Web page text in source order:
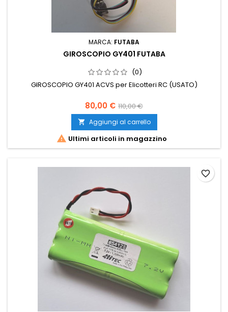
MARCA: FUTABA
GIROSCOPIO GY401 FUTABA
(0)
GIROSCOPIO GY401 ACVS per Elicotteri RC (USATO)
80,00 € 110,00 €
 Aggiungi al carrello
 Ultimi articoli in magazzino
favorite_border